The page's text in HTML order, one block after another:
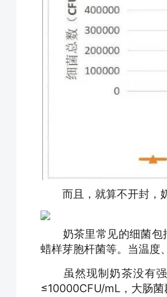
而且，就算不开封，奶
奶茶里常见的细菌包括
蜡样芽胞杆菌等。当温度
虽然现制奶茶没有强
≤10000CFU/mL，大肠菌